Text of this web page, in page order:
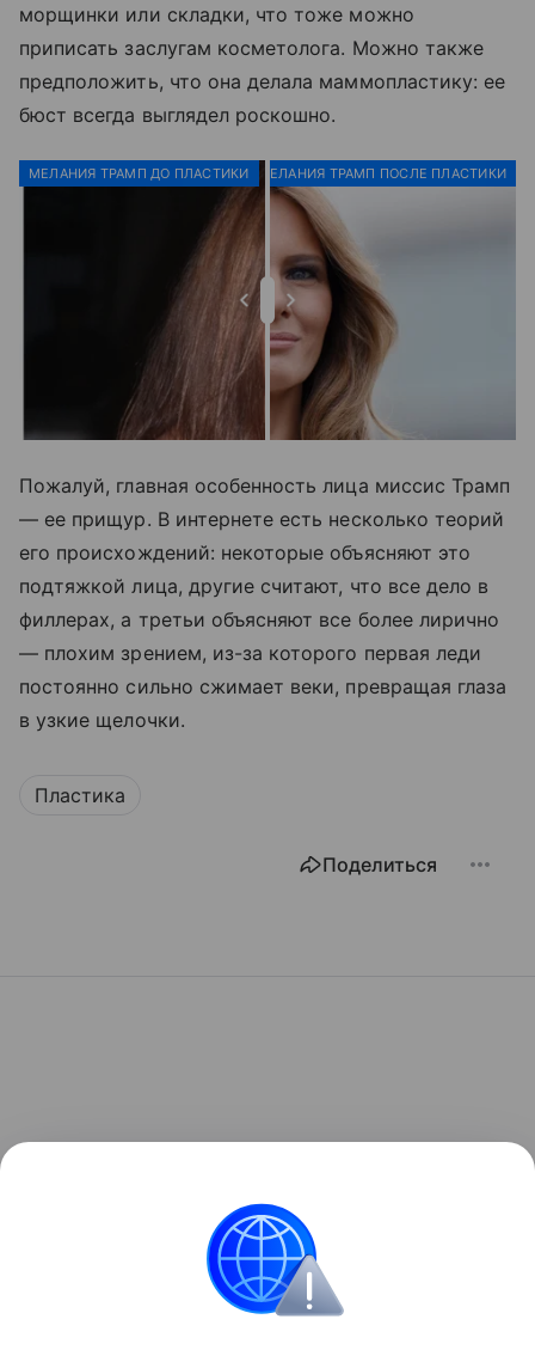
морщинки или складки, что тоже можно
приписать заслугам косметолога. Можно также
предположить, что она делала маммопластику: ее
бюст всегда выглядел роскошно.
МЕЛАНИЯ ТРАМП ДО ПЛАСТИКИ МЕЛАНИЯ ТРАМП ПОСЛЕ ПЛАСТИКИ
Пожалуй, главная особенность лица миссис Трамп
— ее прищур. В интернете есть несколько теорий
его происхождений: некоторые объясняют это
подтяжкой лица, другие считают, что все дело в
филлерах, а третьи объясняют все более лирично
— плохим зрением, из-за которого первая леди
постоянно сильно сжимает веки, превращая глаза
в узкие щелочки.
Пластика
Поделиться